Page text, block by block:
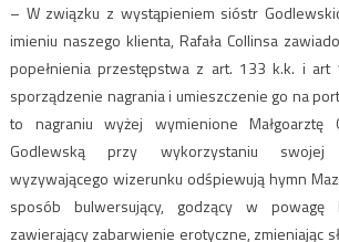
– W związku z wystąpieniem sióstr
imieniu naszego klienta, Rafała Collinsa
popełnienia przestępstwa z art. 133 k.k. i
sporządzenie nagrania i umieszczenie go na
to nagraniu wyżej wymienione Małgoarztę
Godlewską przy wykorzystaniu swojej
wyzywającego wizerunku odśpiewują hymn
sposób bulwersujący, godzący w powagę
zawierający zabarwienie erotyczne, zmieniając